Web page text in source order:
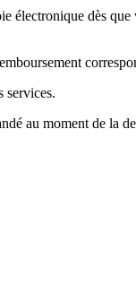
électronique dès
services.
au moment de la